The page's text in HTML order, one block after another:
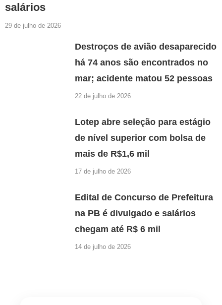
salários
29 de julho de 2026
Destroços de avião desaparecido
há 74 anos são encontrados no
mar; acidente matou 52 pessoas
22 de julho de 2026
Lotep abre seleção para estágio
de nível superior com bolsa de
mais de R$1,6 mil
17 de julho de 2026
Edital de Concurso de Prefeitura
na PB é divulgado e salários
chegam até R$ 6 mil
14 de julho de 2026